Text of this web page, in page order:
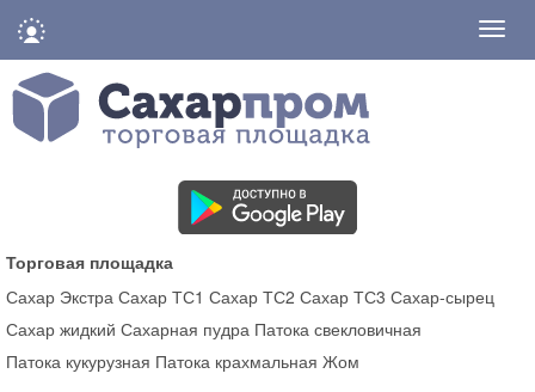
Торговая площадка
Сахар Экстра Сахар ТС1 Сахар ТС2 Сахар ТС3 Сахар-сырец
Сахар жидкий Сахарная пудра Патока свекловичная
Патока кукурузная Патока крахмальная Жом